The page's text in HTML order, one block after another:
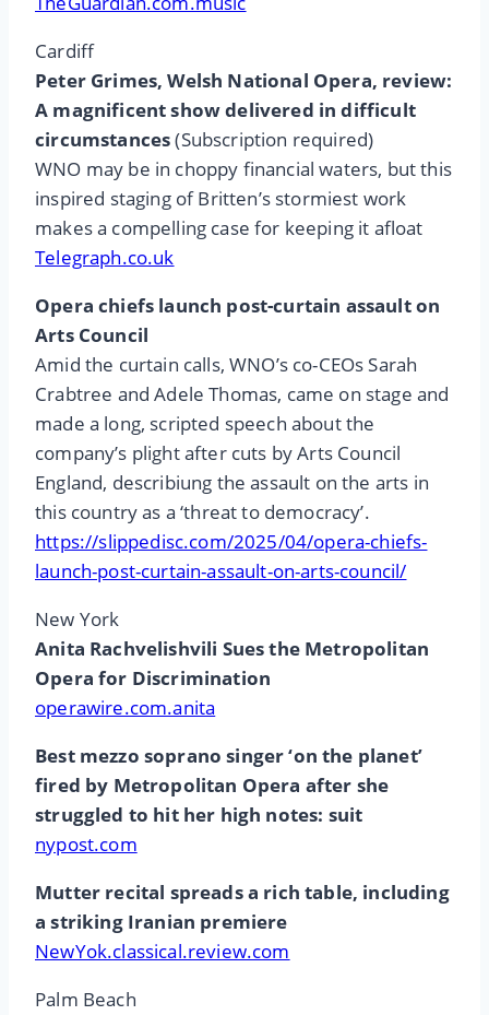
Cardiff
Peter Grimes, Welsh National Opera, review:
A magnificent show delivered in difficult
circumstances(Subscription required)
WNO may be in choppy financial waters, but this
inspired staging of Britten’s stormiest work
makes a compelling case for keeping it afloat
Telegraph.co.uk
Opera chiefs launch post-curtain assault on
Arts Council
Amid the curtain calls, WNO’s co-CEOs Sarah
Crabtree and Adele Thomas, came on stage and
made a long, scripted speech about the
company’s plight after cuts by Arts Council
England, describiung the assault on the arts in
this country as a ‘threat to democracy’.
https://slippedisc.com/2025/04/opera-chiefs-
launch-post-curtain-assault-on-arts-council/
New York
Anita Rachvelishvili Sues the Metropolitan
Opera for Discrimination
operawire.com.anita
Best mezzo soprano singer ‘on the planet’
fired by Metropolitan Opera after she
struggled to hit her high notes: suit
nypost.com
Mutter recital spreads a rich table, including
a striking Iranian premiere
NewYok.classical.review.com
Palm Beach